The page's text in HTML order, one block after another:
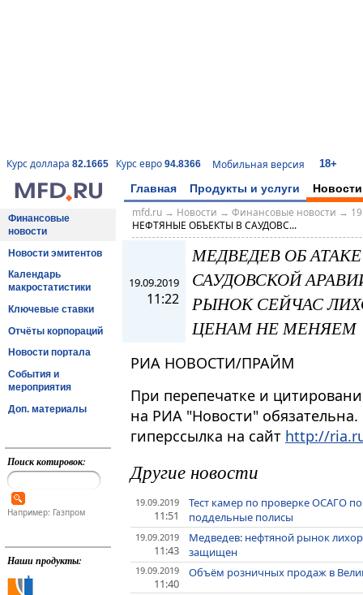
Курс доллара 82.1665 Курс евро 94.8366 Мобильная версия 18+
Главная Продукты и услуги Новости
Финансовые
новости
Новости эмитентов
Календарь
макростатистики
Ключевые ставки
Отчёты корпораций
Новости портала
События и
мероприятия
Доп. материалы
Поиск котировок:
Например: Газпром
Наши продукты:
mfd.ru→ Новости → Финансовые новости →
НЕФТЯНЫЕ ОБЪЕКТЫ В САУДОВС...
19.09.2019
11:22
МЕДВЕДЕВ ОБ
САУДОВСКОЙ
РЫНОК СЕЙЧАС
ЦЕНАМ НЕ МЕНЯЕМ
РИА НОВОСТИ/ПРАЙМ
При перепечатке и
на РИА "Новости"
гиперссылка на сайт http://
Другие новости
19.09.2019
11:51
Тест камер по проверке ОСАГО
поддельные полисы
19.09.2019
11:43
Медведев: нефтяной рынок
защищен
19.09.2019
11:40
Объём розничных продаж в